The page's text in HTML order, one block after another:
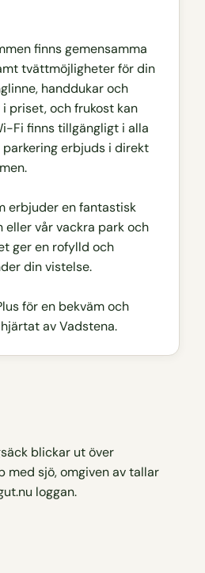
finns gemensamma
tvättmöjligheter för din
handdukar och
priset, och frukost kan
Fi finns tillgängligt i alla
erbjuds i direkt
erbjuder en fantastisk
eller vår vackra park och
ger en rofylld och
din vistelse.
för en bekväm och
av Vadstena.